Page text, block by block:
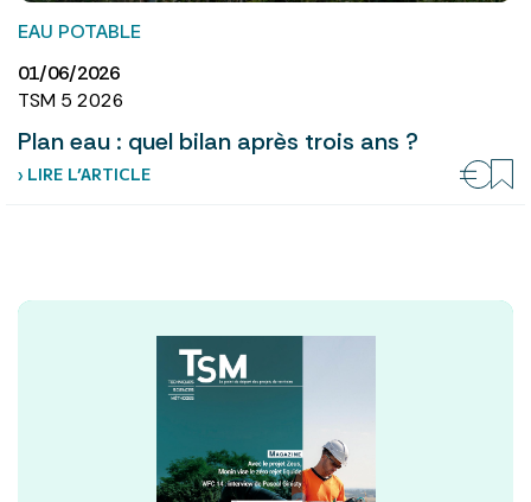
EAU POTABLE
01/06/2026
TSM 5 2026
Plan eau : quel bilan après trois ans ?
› LIRE L’ARTICLE